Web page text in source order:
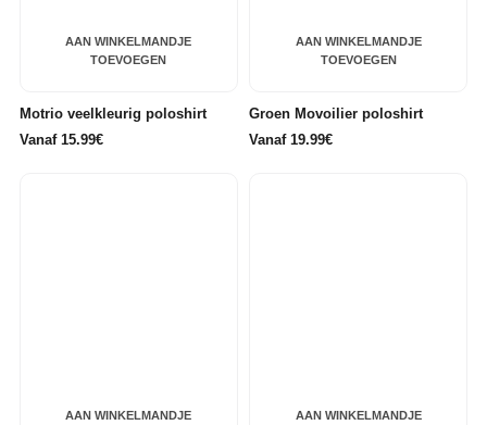
AAN WINKELMANDJE
TOEVOEGEN
Motrio veelkleurig poloshirt
Vanaf 15.99€
AAN WINKELMANDJE
TOEVOEGEN
Groen Movoilier poloshirt
Vanaf 19.99€
AAN WINKELMANDJE
AAN WINKELMANDJE